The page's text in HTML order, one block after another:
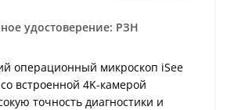
удостоверение: РЗН
операционный микроскоп iSee
встроенной 4K-камерой
точность диагностики и